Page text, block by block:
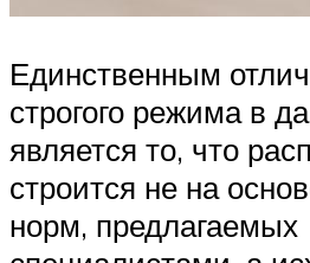
Единственным
строгого режима в
является то, что
строится не на
норм, предлагаемых